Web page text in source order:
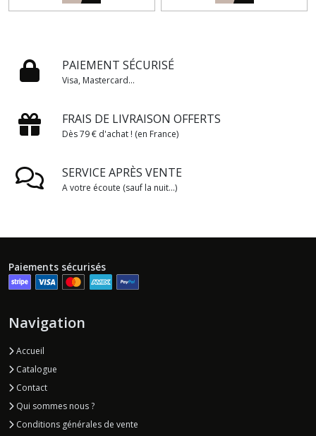
PAIEMENT SÉCURISÉ
Visa, Mastercard...
FRAIS DE LIVRAISON OFFERTS
Dès 79 € d'achat ! (en France)
SERVICE APRÈS VENTE
A votre écoute (sauf la nuit...)
Paiements sécurisés
Navigation
Accueil
Catalogue
Contact
Qui sommes nous ?
Conditions générales de vente